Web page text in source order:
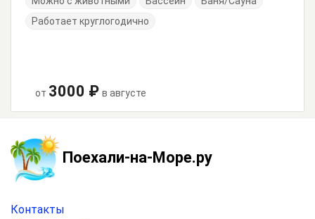
Работает круглогодично
от 3000 ₽ в августе
Поехали-на-Море.ру
Контакты